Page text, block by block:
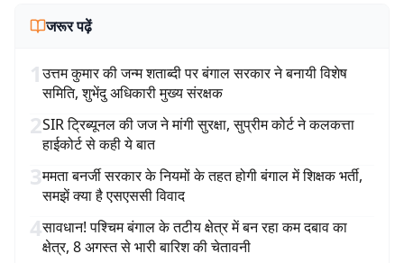
जरूर पढ़ें
1उत्तम कुमार की जन्म शताब्दी पर बंगाल सरकार ने बनायी विशेष
समिति, शुभेंदु अधिकारी मुख्य संरक्षक
2SIR ट्रिब्यूनल की जज ने मांगी सुरक्षा, सुप्रीम कोर्ट ने कलकत्ता
हाईकोर्ट से कही ये बात
3ममता बनर्जी सरकार के नियमों के तहत होगी बंगाल में शिक्षक भर्ती,
समझें क्या है एसएससी विवाद
4सावधान! पश्चिम बंगाल के तटीय क्षेत्र में बन रहा कम दबाव का
क्षेत्र, 8 अगस्त से भारी बारिश की चेतावनी